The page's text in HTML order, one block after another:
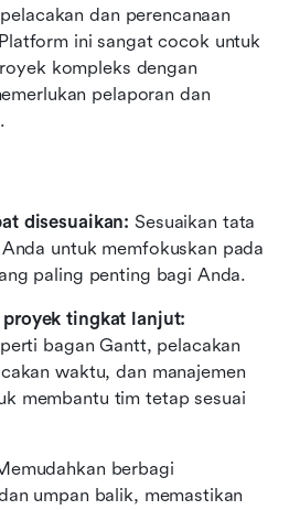
dan perencanaan
ini sangat cocok untuk
kompleks dengan
pelaporan dan
disesuaikan: Sesuaikan tata
untuk memfokuskan pada
paling penting bagi Anda.
tingkat lanjut:
bagan Gantt, pelacakan
waktu, dan manajemen
membantu tim tetap sesuai
berbagi
umpan balik, memastikan